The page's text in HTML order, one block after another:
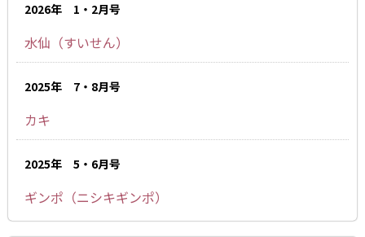
2026年 1・2月号
水仙（すいせん）
2025年 7・8月号
カキ
2025年 5・6月号
ギンポ（ニシキギンポ）